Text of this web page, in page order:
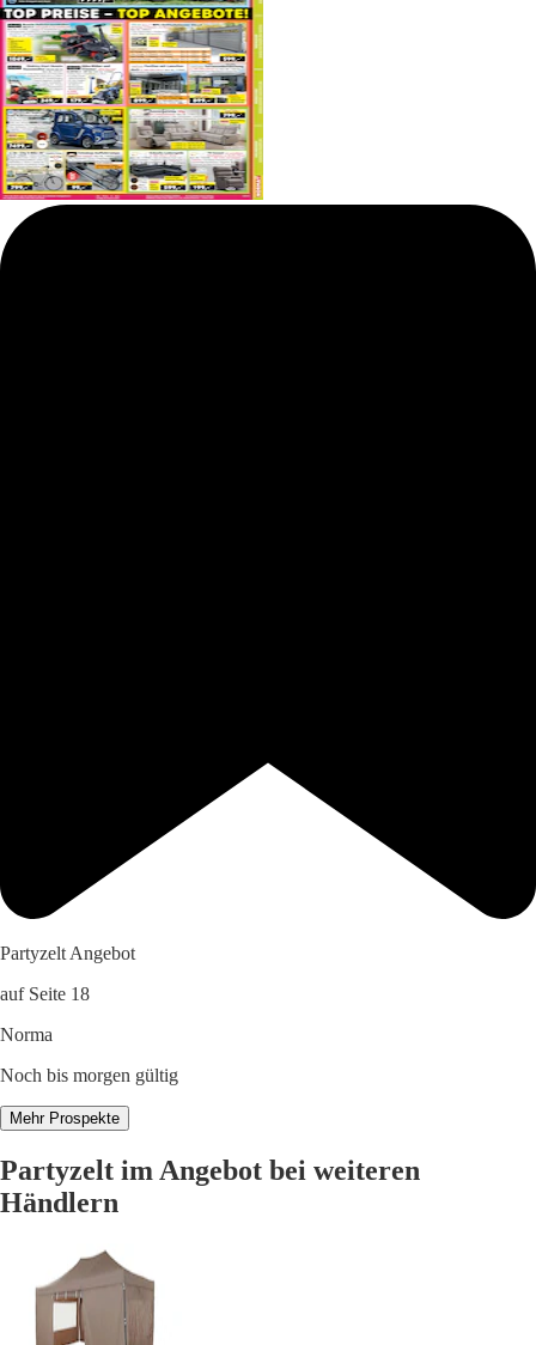
Partyzelt Angebot
auf Seite 18
Norma
Noch bis morgen gültig
Mehr Prospekte
Partyzelt im Angebot bei weiteren
Händlern